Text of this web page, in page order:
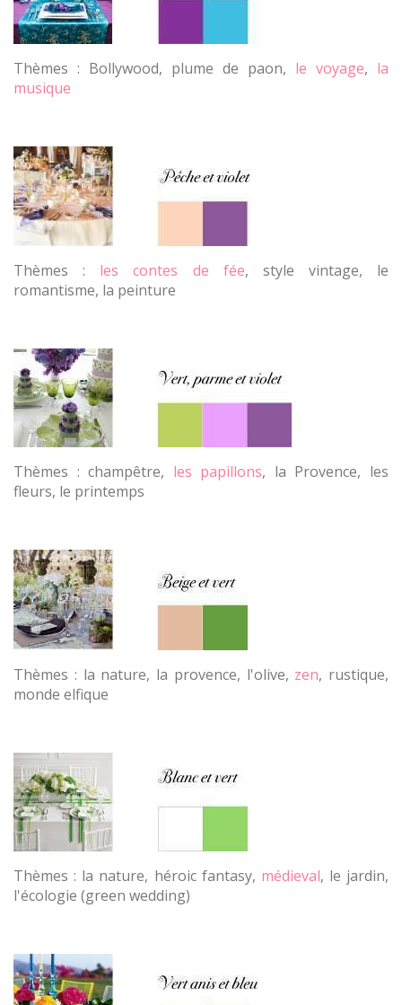
Thèmes : Bollywood, plume de paon, le voyage, la
musique
Thèmes : les contes de fée, style vintage, le
romantisme, la peinture
Thèmes : champêtre, les papillons, la Provence, les
fleurs, le printemps
Thèmes : la nature, la provence, l'olive, zen, rustique,
monde elfique
Thèmes : la nature, héroic fantasy, médieval, le jardin,
l'écologie (green wedding)